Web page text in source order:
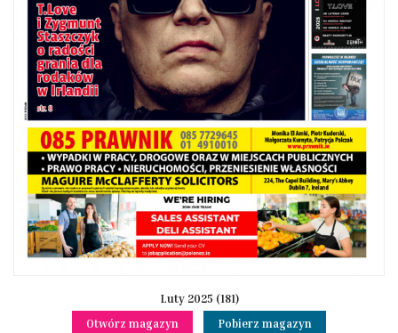
Luty 2025 (181)
Otwórz magazyn
Pobierz magazyn